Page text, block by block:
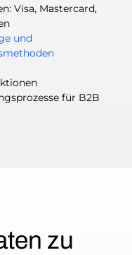
Visa, Mastercard,
und
für B2B
zu